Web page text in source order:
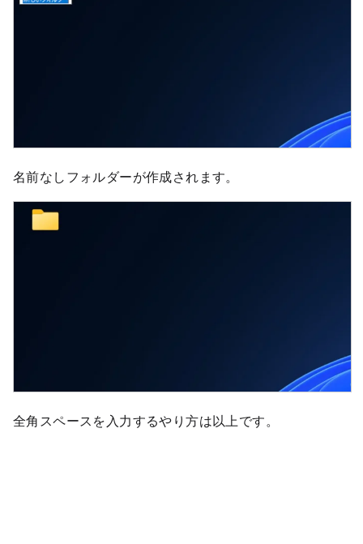
名前なしフォルダーが作成されます。
全角スペースを入力するやり方は以上です。